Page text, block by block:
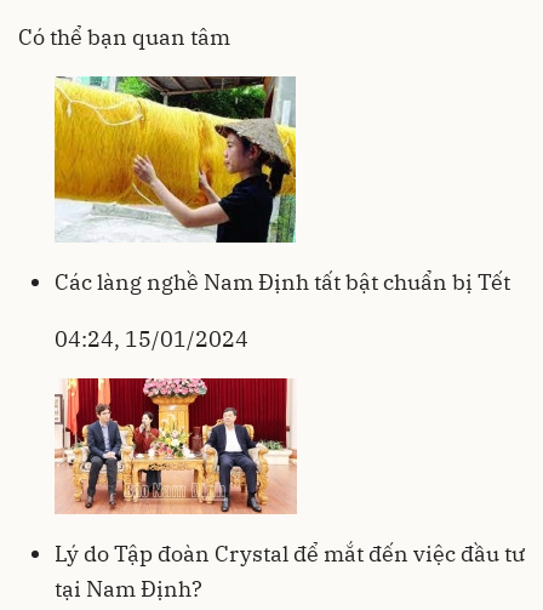
Có thể bạn quan tâm
Các làng nghề Nam Định tất bật chuẩn bị Tết
04:24, 15/01/2024
Lý do Tập đoàn Crystal để mắt đến việc đầu tư
tại Nam Định?